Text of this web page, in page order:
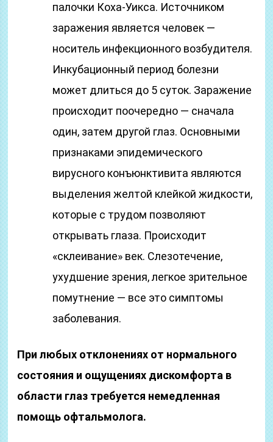
палочки Коха-Уикса. Источником
заражения является человек —
носитель инфекционного возбудителя.
Инкубационный период болезни
может длиться до 5 суток. Заражение
происходит поочередно — сначала
один, затем другой глаз. Основными
признаками эпидемического
вирусного конъюнктивита являются
выделения желтой клейкой жидкости,
которые с трудом позволяют
открывать глаза. Происходит
«склеивание» век. Слезотечение,
ухудшение зрения, легкое зрительное
помутнение — все это симптомы
заболевания.
При любых отклонениях от нормального
состояния и ощущениях дискомфорта в
области глаз требуется немедленная
помощь офтальмолога.